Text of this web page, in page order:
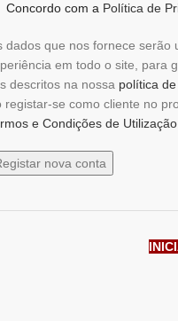
Concordo com a Política de
dados que nos fornece serão
em todo o site, para
descritos na nossa política
registar-se como cliente no
e Condições de Utilização
nova conta